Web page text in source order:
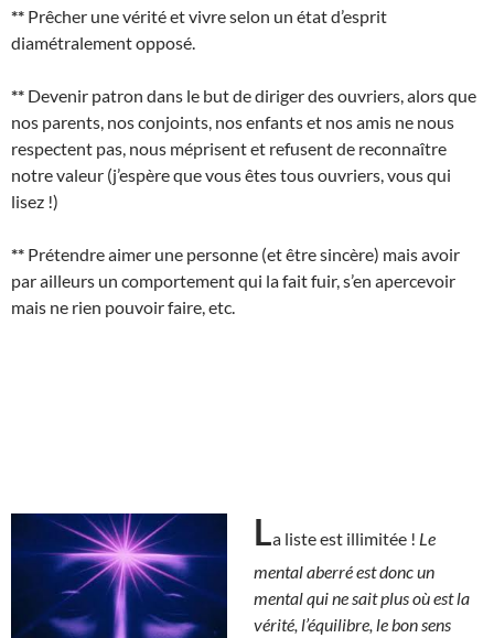
** Prêcher une vérité et vivre selon un état d’esprit
diamétralement opposé.
** Devenir patron dans le but de diriger des ouvriers, alors que
nos parents, nos conjoints, nos enfants et nos amis ne nous
respectent pas, nous méprisent et refusent de reconnaître
notre valeur (j’espère que vous êtes tous ouvriers, vous qui
lisez !)
** Prétendre aimer une personne (et être sincère) mais avoir
par ailleurs un comportement qui la fait fuir, s’en apercevoir
mais ne rien pouvoir faire, etc.
La liste est illimitée ! Le
mental aberré est donc un
mental qui ne sait plus où est la
vérité, l’équilibre, le bon sens